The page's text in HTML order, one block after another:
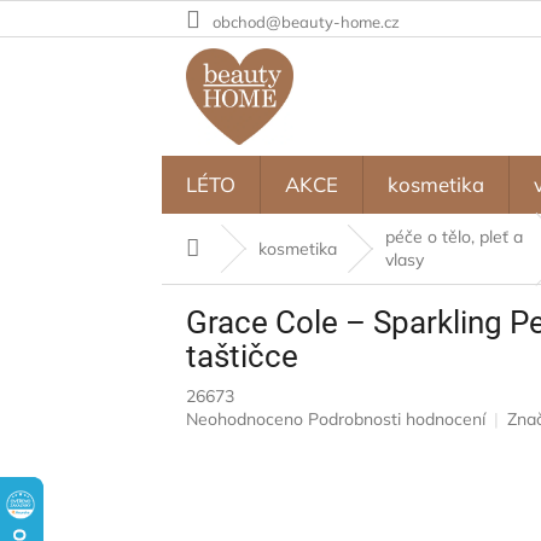
na
obchod@beauty-home.cz
LÉTO AKCE kosmetika
Domů kosmetika
péče o tělo, pleť a
vlasy
Grace Cole – Sparkling
taštičce
26673
Průměrné
Neohodnoceno Podrobnosti hodnocení